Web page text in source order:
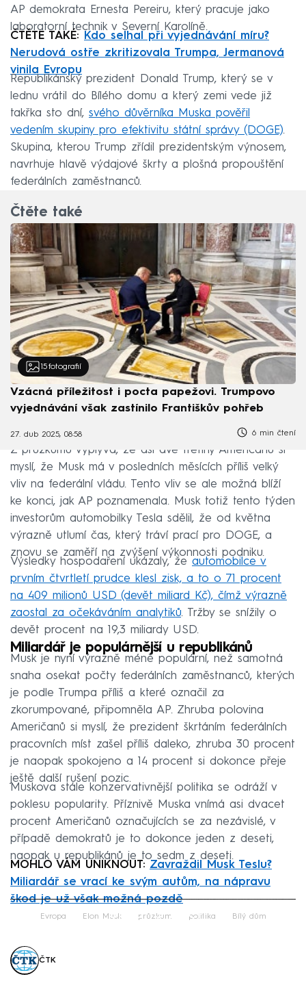
AP demokrata Ernesta Pereiru, který pracuje jako
laboratorní technik v Severní Karolíně.
ČTĚTE TAKÉ: Kdo selhal při vyjednávání míru?
Nerudová ostře zkritizovala Trumpa, Jermanová
vinila Evropu
Republikánský prezident Donald Trump, který se v
lednu vrátil do Bílého domu a který zemi vede již
takřka sto dní, svého důvěrníka Muska pověřil
vedením skupiny pro efektivitu státní správy (DOGE).
Skupina, kterou Trump zřídil prezidentským výnosem,
navrhuje hlavě výdajové škrty a plošná propouštění
federálních zaměstnanců.
Čtěte také
15 fotografií
Vzácná příležitost i pocta papežovi. Trumpovo
vyjednávání však zastínilo Františkův pohřeb
27. dub 2025, 08:58 6 min čtení
Z průzkumu vyplývá, že asi dvě třetiny Američanů si
myslí, že Musk má v posledních měsících příliš velký
vliv na federální vládu. Tento vliv se ale možná blíží
ke konci, jak AP poznamenala. Musk totiž tento týden
investorům automobilky Tesla sdělil, že od května
výrazně utlumí čas, který tráví prací pro DOGE, a
znovu se zaměří na zvýšení výkonnosti podniku.
Výsledky hospodaření ukázaly, že automobilce v
prvním čtvrtletí prudce klesl zisk, a to o 71 procent
na 409 milionů USD (devět miliard Kč), čímž výrazně
zaostal za očekáváním analytiků. Tržby se snížily o
devět procent na 19,3 miliardy USD.
Miliardář je populárnější u republikánů
Musk je nyní výrazně méně populární, než samotná
snaha osekat počty federálních zaměstnanců, kterých
je podle Trumpa příliš a které označil za
zkorumpované, připomněla AP. Zhruba polovina
Američanů si myslí, že prezident škrtáním federálních
pracovních míst zašel příliš daleko, zhruba 30 procent
je naopak spokojeno a 14 procent si dokonce přeje
ještě další rušení pozic.
Muskova stále konzervativnější politika se odráží v
poklesu popularity. Příznivě Muska vnímá asi dvacet
procent Američanů označujících se za nezávislé, v
případě demokratů je to dokonce jeden z deseti,
naopak u republikánů je to sedm z deseti.
MOHLO VÁM UNIKNOUT: Zavraždil Musk Teslu?
Miliardář se vrací ke svým autům, na nápravu
škod je už však možná pozdě
Failed to fetch
Evropa Elon Musk průzkum politika Bílý dům
ČTK